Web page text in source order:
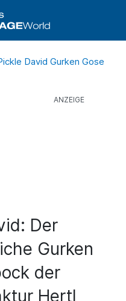
David Gurken Gose
Der
Gurken
der
Hertl